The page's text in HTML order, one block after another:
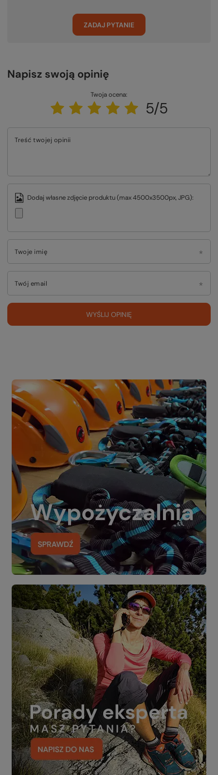
ZADAJ PYTANIE
Napisz swoją opinię
Twoja ocena:
5/5
Treść twojej opinii
Dodaj własne zdjęcie produktu (max 4500x3500px, JPG):
Twoje imię
Twój email
WYŚLIJ OPINIĘ